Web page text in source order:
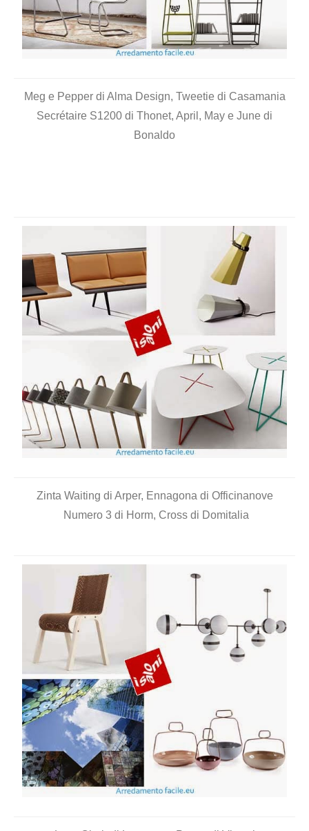
Meg e Pepper di Alma Design, Tweetie di Casamania
Secrétaire S1200 di Thonet, April, May e June di
Bonaldo
Zinta Waiting di Arper, Ennagona di Officinanove
Numero 3 di Horm, Cross di Domitalia